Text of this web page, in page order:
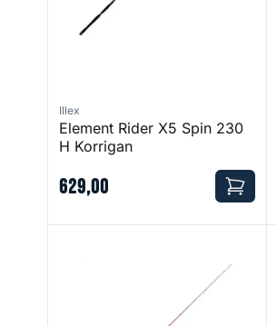
Illex
Element Rider X5 Spin 230
H Korrigan
629,00